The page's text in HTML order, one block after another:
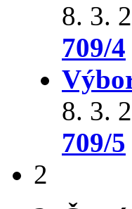
8. 3.
709/4
8. 3.
709/5
2